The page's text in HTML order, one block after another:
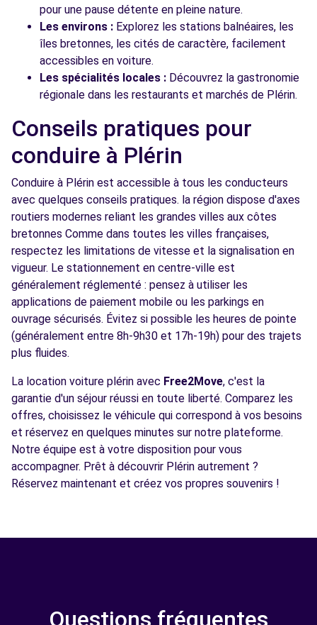
pour une pause détente en pleine nature.
Les environs : Explorez les stations balnéaires, les
îles bretonnes, les cités de caractère, facilement
accessibles en voiture.
Les spécialités locales : Découvrez la gastronomie
régionale dans les restaurants et marchés de Plérin.
Conseils pratiques pour
conduire à Plérin
Conduire à Plérin est accessible à tous les conducteurs
avec quelques conseils pratiques. la région dispose d'axes
routiers modernes reliant les grandes villes aux côtes
bretonnes Comme dans toutes les villes françaises,
respectez les limitations de vitesse et la signalisation en
vigueur. Le stationnement en centre-ville est
généralement réglementé : pensez à utiliser les
applications de paiement mobile ou les parkings en
ouvrage sécurisés. Évitez si possible les heures de pointe
(généralement entre 8h-9h30 et 17h-19h) pour des trajets
plus fluides.
La location voiture plérin avec Free2Move, c'est la
garantie d'un séjour réussi en toute liberté. Comparez les
offres, choisissez le véhicule qui correspond à vos besoins
et réservez en quelques minutes sur notre plateforme.
Notre équipe est à votre disposition pour vous
accompagner. Prêt à découvrir Plérin autrement ?
Réservez maintenant et créez vos propres souvenirs !
Questions fréquentes